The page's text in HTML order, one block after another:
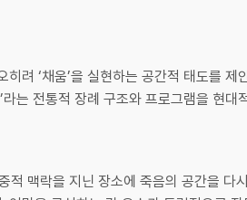
려 ‘채움’을 실현하는 공간적 태도를
는 전통적 장례 구조와 프로그램을 현
맥락을 지닌 장소에 죽음의 공간을 다